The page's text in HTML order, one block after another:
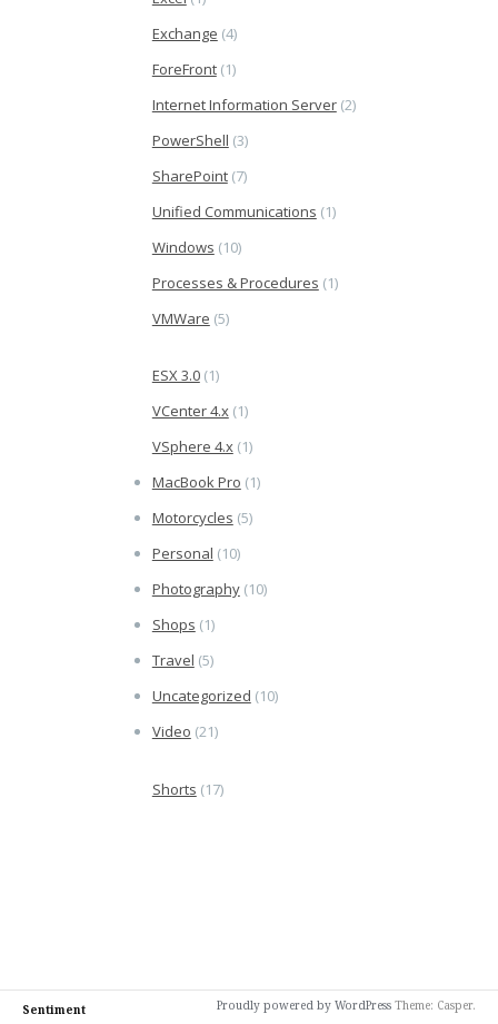
Exchange (4)
ForeFront(1)
Internet Information Server(2)
PowerShell (3)
SharePoint(7)
Unified Communications (1)
Windows (10)
Processes & Procedures (1)
VMWare (5)
ESX 3.0(1)
VCenter 4.x(1)
VSphere 4.x(1)
MacBook Pro (1)
Motorcycles (5)
Personal (10)
Photography(10)
Shops (1)
Travel (5)
Uncategorized (10)
Video (21)
Shorts (17)
Sentiment Proudly powered by WordPress Theme: Casper.